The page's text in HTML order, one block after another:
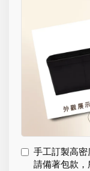
手工訂製高
請備著包款